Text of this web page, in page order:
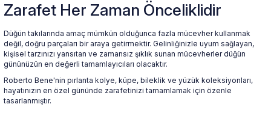
Zarafet Her Zaman Önceliklidir
Düğün takılarında amaç mümkün olduğunca fazla mücevher kullanmak
değil, doğru parçaları bir araya getirmektir. Gelinliğinizle uyum sağlayan,
kişisel tarzınızı yansıtan ve zamansız şıklık sunan mücevherler düğün
gününüzün en değerli tamamlayıcıları olacaktır.
Roberto Bene'nin pırlanta kolye, küpe, bileklik ve yüzük koleksiyonları,
hayatınızın en özel gününde zarafetinizi tamamlamak için özenle
tasarlanmıştır.